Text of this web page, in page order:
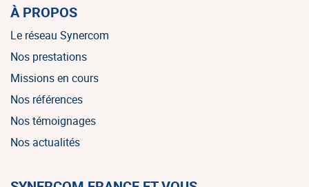
À PROPOS
Le réseau Synercom
Nos prestations
Missions en cours
Nos références
Nos témoignages
Nos actualités